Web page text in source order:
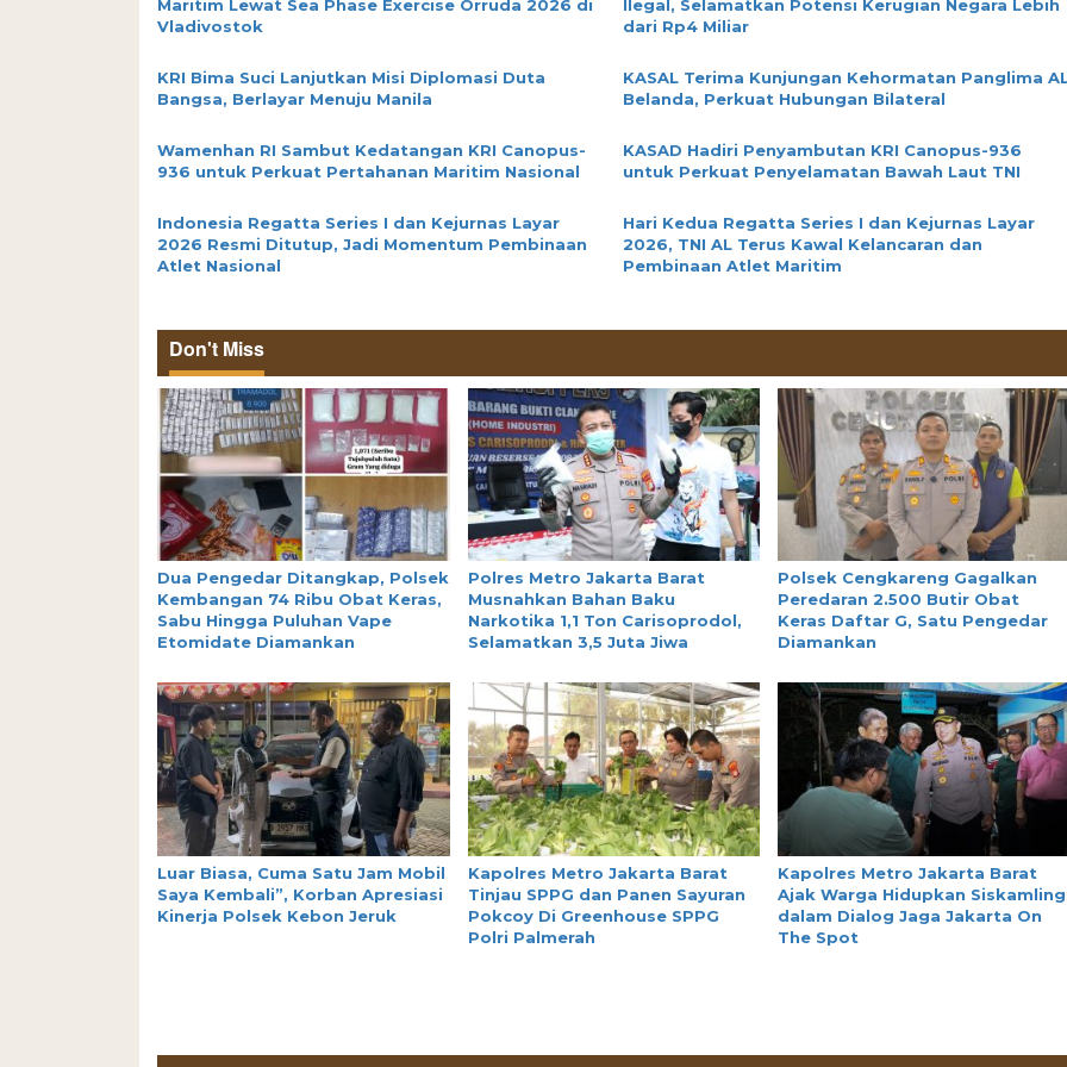
Maritim Lewat Sea Phase Exercise Orruda 2026 di
Vladivostok
Ilegal, Selamatkan Potensi Kerugian Negara Lebih
dari Rp4 Miliar
KRI Bima Suci Lanjutkan Misi Diplomasi Duta
Bangsa, Berlayar Menuju Manila
KASAL Terima Kunjungan Kehormatan Panglima
Belanda, Perkuat Hubungan Bilateral
Wamenhan RI Sambut Kedatangan KRI Canopus-
936 untuk Perkuat Pertahanan Maritim Nasional
KASAD Hadiri Penyambutan KRI Canopus-936
untuk Perkuat Penyelamatan Bawah Laut TNI
Indonesia Regatta Series I dan Kejurnas Layar
2026 Resmi Ditutup, Jadi Momentum Pembinaan
Atlet Nasional
Hari Kedua Regatta Series I dan Kejurnas Layar
2026, TNI AL Terus Kawal Kelancaran dan
Pembinaan Atlet Maritim
Don't Miss
Dua Pengedar Ditangkap, Polsek
Kembangan 74 Ribu Obat Keras,
Sabu Hingga Puluhan Vape
Etomidate Diamankan
Polres Metro Jakarta Barat
Musnahkan Bahan Baku
Narkotika 1,1 Ton Carisoprodol,
Selamatkan 3,5 Juta Jiwa
Polsek Cengkareng Gagalkan
Peredaran 2.500 Butir Obat
Keras Daftar G, Satu Pengedar
Diamankan
Luar Biasa, Cuma Satu Jam Mobil
Saya Kembali”, Korban Apresiasi
Kinerja Polsek Kebon Jeruk
Kapolres Metro Jakarta Barat
Tinjau SPPG dan Panen Sayuran
Pokcoy Di Greenhouse SPPG
Polri Palmerah
Kapolres Metro Jakarta Barat
Ajak Warga Hidupkan Siskamling
dalam Dialog Jaga Jakarta On
The Spot